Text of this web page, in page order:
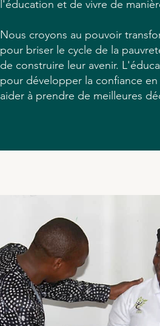
l'éducation et de vivre de
Nous croyons au pouvoir
pour briser le cycle de la
de construire leur avenir.
pour développer la confiance
aider à prendre de meilleures